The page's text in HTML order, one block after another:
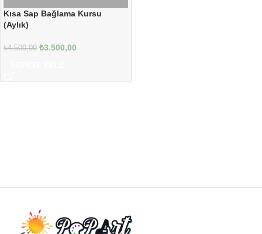
Kısa Sap Bağlama Kursu
(Aylık)
₺4.500,00 ₺3.500,00